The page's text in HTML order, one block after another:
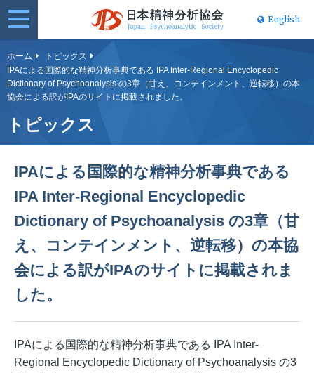
日本精神分
析協会
English
ホーム
トピックス
IPAによる国際的な精神分析事典である IPA Inter-Regional Encyclopedic
Dictionary of Psychoanalysis の3章（甘え、コンテインメント、逆転移）の本
協会による訳がIPAのサイトに掲載されました。
トピックス
IPAによる国際的な精神分析事典である
IPA Inter-Regional Encyclopedic
Dictionary of Psychoanalysis の3章（甘
え、コンテインメント、逆転移）の本協
会による訳がIPAのサイトに掲載されま
した。
IPAによる国際的な精神分析事典である IPA Inter-
Regional Encyclopedic Dictionary of Psychoanalysis の3